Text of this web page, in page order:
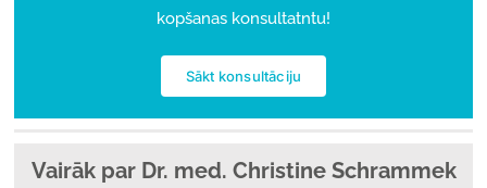
kopšanas konsultatntu!
Sākt konsultāciju
Vairāk par Dr. med. Christine Schrammek